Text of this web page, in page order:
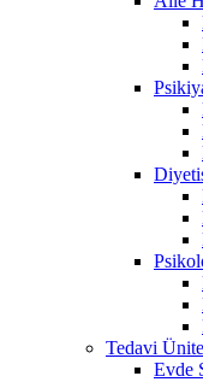
Tedavi
Evde